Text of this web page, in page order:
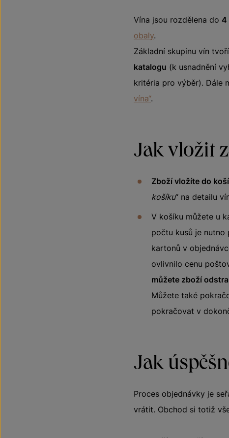
Vína jsou rozdělena do 4
obaly.
Základní skupinu vín
katalogu (k usnadnění
kritéria pro výběr). Dále
vína“.
Jak vložit
Zboží vložíte do
košíku“ na detailu
V košíku můžete u
počtu kusů je
kartonů v
ovlivnilo cenu
můžete zboží
Můžete také
pokračovat v
Jak
Proces objednávky je
vrátit. Obchod si totiž